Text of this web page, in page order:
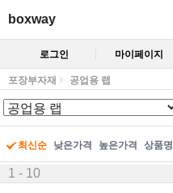
boxway
로그인 마이페이지
포장부자재 공업용 랩
최신순 낮은가격 높은가격 상품명
1 - 10